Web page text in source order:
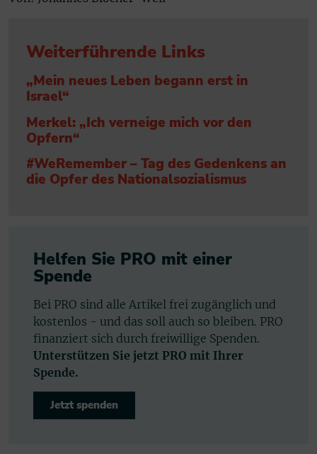
Weiterführende Links
„Mein neues Leben begann erst in
Israel“
Merkel: „Ich verneige mich vor den
Opfern“
#WeRemember – Tag des Gedenkens an
die Opfer des Nationalsozialismus
Helfen Sie PRO mit einer
Spende
Bei PRO sind alle Artikel frei zugänglich und
kostenlos - und das soll auch so bleiben. PRO
finanziert sich durch freiwillige Spenden.
Unterstützen Sie jetzt PRO mit Ihrer
Spende.
Jetzt spenden